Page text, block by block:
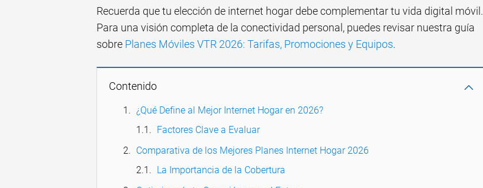
Recuerda que tu elección de internet hogar debe complementar tu vida digital móvil.
Para una visión completa de la conectividad personal, puedes revisar nuestra guía
sobre Planes Móviles VTR 2026: Tarifas, Promociones y Equipos.
Contenido
¿Qué Define al Mejor Internet Hogar en 2026?
Factores Clave a Evaluar
Comparativa de los Mejores Planes Internet Hogar 2026
La Importancia de la Cobertura